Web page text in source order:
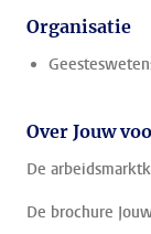
Organisatie
Over Jouw
De
De brochure